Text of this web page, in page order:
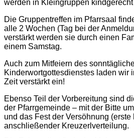
werden in Kleingruppen kindgerecht
Die Gruppentreffen im Pfarrsaal
alle 2 Wochen (Tag bei der
verstärkt werden sie durch einen
einem Samstag.
Auch zum Mitfeiern des
Kinderwortgottesdienstes laden wir
Zeit verstärkt ein!
Ebenso Teil der Vorbereitung sind
der Pfarrgemeinde – mit der Bitte
und das Fest der Versöhnung
anschließender Kreuzerlverteilung.